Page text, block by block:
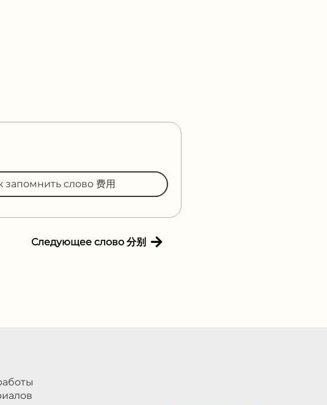
запомнить слово 费用
Следующее слово 分别